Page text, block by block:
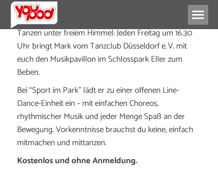
Tanzen unter freiem Himmel: Jeden Freitag um 16.30
Uhr bringt Mark vom Tanzclub Düsseldorf e. V. mit
euch den Musikpavillon im Schlosspark Eller zum
Beben.
Bei “Sport im Park” lädt er zu einer offenen Line-
Dance-Einheit ein – mit einfachen Choreos,
rhythmischer Musik und jeder Menge Spaß an der
Bewegung. Vorkenntnisse brauchst du keine, einfach
mitmachen und mittanzen.
Kostenlos und ohne Anmeldung.